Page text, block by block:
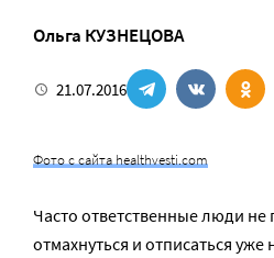
Ольга КУЗНЕЦОВА
21.07.2016
Фото с сайта healthvesti.com
Часто ответственные люди
отмахнуться и отписаться уже